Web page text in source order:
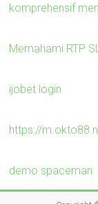
komprehensif
Memahami RTP
ijobet login
https://
demo spaceman